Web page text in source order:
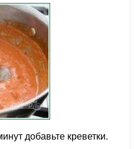
добавьте креветки.